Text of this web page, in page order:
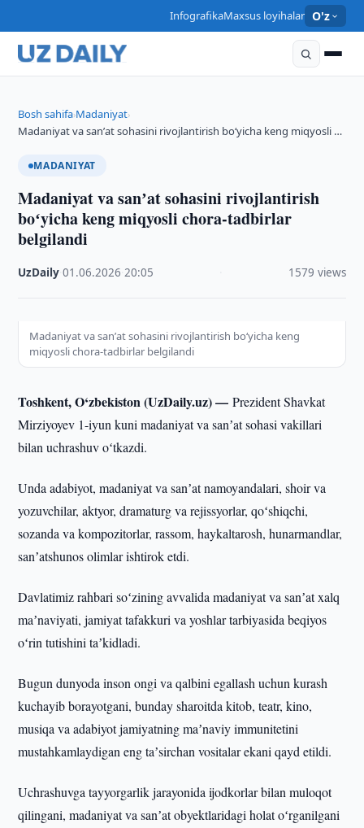
InfografikaMaxsus loyihalar O'z
Bosh sahifa›Madaniyat›
Madaniyat va sanʼat sohasini rivojlantirish boʻyicha keng miqyosli …
MADANIYAT
Madaniyat va sanʼat sohasini rivojlantirish
boʻyicha keng miqyosli chora-tadbirlar
belgilandi
UzDaily ·01.06.2026 ·20:05 1579 views
Madaniyat va sanʼat sohasini rivojlantirish boʻyicha keng
miqyosli chora-tadbirlar belgilandi
Toshkent, O‘zbekiston (UzDaily.uz) —Prezident Shavkat
Mirziyoyev 1-iyun kuni madaniyat va sanʼat sohasi vakillari
bilan uchrashuv oʻtkazdi.
Unda adabiyot, madaniyat va sanʼat namoyandalari, shoir va
yozuvchilar, aktyor, dramaturg va rejissyorlar, qoʻshiqchi,
sozanda va kompozitorlar, rassom, haykaltarosh, hunarmandlar,
sanʼatshunos olimlar ishtirok etdi.
Davlatimiz rahbari soʻzining avvalida madaniyat va sanʼat xalq
maʼnaviyati, jamiyat tafakkuri va yoshlar tarbiyasida beqiyos
oʻrin tutishini taʼkidladi.
Bugun dunyoda inson ongi va qalbini egallash uchun kurash
kuchayib borayotgani, bunday sharoitda kitob, teatr, kino,
musiqa va adabiyot jamiyatning maʼnaviy immunitetini
mustahkamlaydigan eng taʼsirchan vositalar ekani qayd etildi.
Uchrashuvga tayyorgarlik jarayonida ijodkorlar bilan muloqot
qilingani, madaniyat va sanʼat obyektlaridagi holat oʻrganilgani